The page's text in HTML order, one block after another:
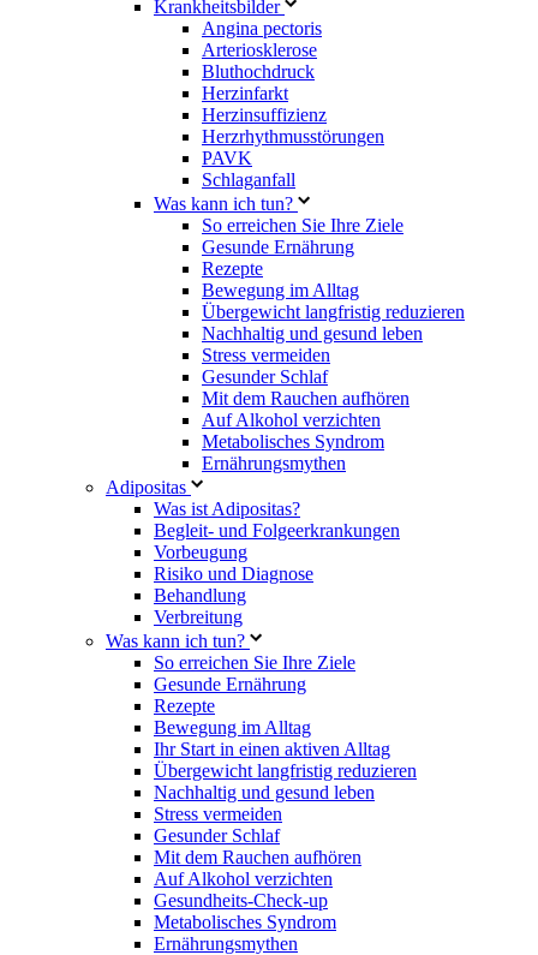
Krankheitsbilder
Angina pectoris
Arteriosklerose
Bluthochdruck
Herzinfarkt
Herzinsuffizienz
Herzrhythmusstörungen
PAVK
Schlaganfall
Was kann ich tun?
So erreichen Sie Ihre Ziele
Gesunde Ernährung
Rezepte
Bewegung im Alltag
Übergewicht langfristig reduzieren
Nachhaltig und gesund leben
Stress vermeiden
Gesunder Schlaf
Mit dem Rauchen aufhören
Auf Alkohol verzichten
Metabolisches Syndrom
Ernährungsmythen
Adipositas
Was ist Adipositas?
Begleit- und Folgeerkrankungen
Vorbeugung
Risiko und Diagnose
Behandlung
Verbreitung
Was kann ich tun?
So erreichen Sie Ihre Ziele
Gesunde Ernährung
Rezepte
Bewegung im Alltag
Ihr Start in einen aktiven Alltag
Übergewicht langfristig reduzieren
Nachhaltig und gesund leben
Stress vermeiden
Gesunder Schlaf
Mit dem Rauchen aufhören
Auf Alkohol verzichten
Gesundheits-Check-up
Metabolisches Syndrom
Ernährungsmythen